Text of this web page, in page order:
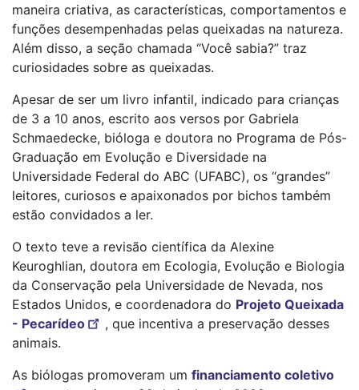
maneira criativa, as características, comportamentos e
funções desempenhadas pelas queixadas na natureza.
Além disso, a seção chamada “Você sabia?” traz
curiosidades sobre as queixadas.
Apesar de ser um livro infantil, indicado para crianças
de 3 a 10 anos, escrito aos versos por Gabriela
Schmaedecke, bióloga e doutora no Programa de Pós-
Graduação em Evolução e Diversidade na
Universidade Federal do ABC (UFABC), os “grandes”
leitores, curiosos e apaixonados por bichos também
estão convidados a ler.
O texto teve a revisão científica da Alexine
Keuroghlian, doutora em Ecologia, Evolução e Biologia
da Conservação pela Universidade de Nevada, nos
Estados Unidos, e coordenadora do Projeto Queixada
- Pecarídeo
, que incentiva a preservação desses
animais.
As biólogas promoveram um financiamento coletivo